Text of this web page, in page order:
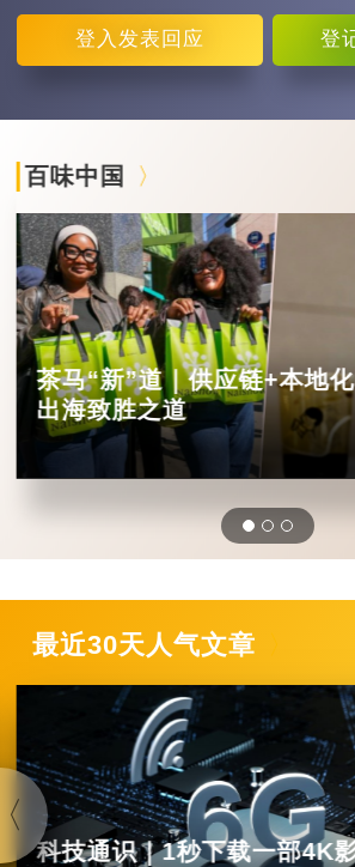
登入 发表回应 登
百味中国
茶马“新”道｜供应链+本地
出海致胜之道
最近30天人气文章
科技通识｜1秒下载一部4K